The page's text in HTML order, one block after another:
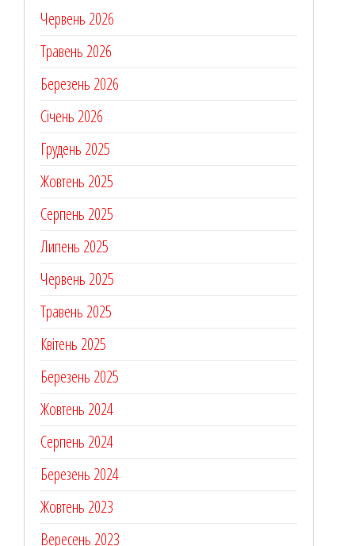
Червень 2026
Травень 2026
Березень 2026
Січень 2026
Грудень 2025
Жовтень 2025
Серпень 2025
Липень 2025
Червень 2025
Травень 2025
Квітень 2025
Березень 2025
Жовтень 2024
Серпень 2024
Березень 2024
Жовтень 2023
Вересень 2023